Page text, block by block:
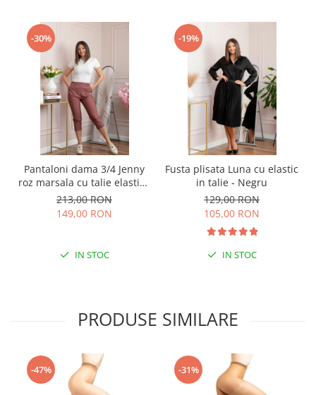
-30%
Pantaloni dama 3/4 Jenny
roz marsala cu talie elastica
si fermoare decorative
213,00 RON
149,00 RON
IN STOC
-19%
Fusta plisata Luna cu elastic
in talie - Negru
129,00 RON
105,00 RON
IN STOC
PRODUSE SIMILARE
-47% -31%